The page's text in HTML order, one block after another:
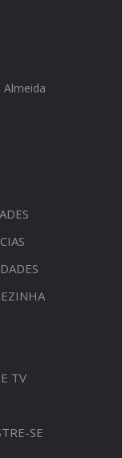
TV
SE